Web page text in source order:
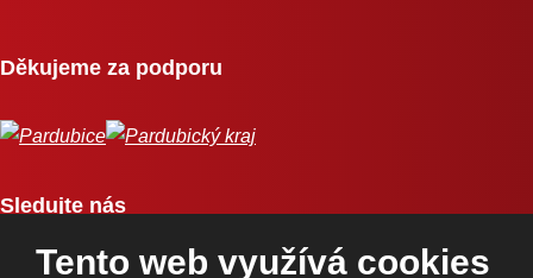
Děkujeme za podporu
Sledujte nás
Tento web využívá cookies